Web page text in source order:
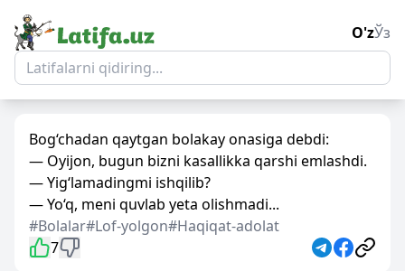
O'zЎз
Bog‘chadan qaytgan bolakay onasiga debdi:
— Oyijon, bugun bizni kasallikka qarshi emlashdi.
— Yig‘lamadingmi ishqilib?
— Yo‘q, meni quvlab yeta olishmadi...
#Bolalar#Lof-yolgon#Haqiqat-adolat
7